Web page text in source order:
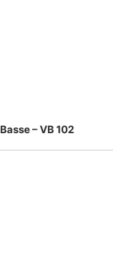
– VB 102